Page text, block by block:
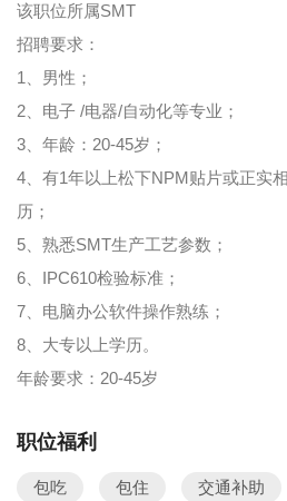
该职位所属SMT
招聘要求：
1、男性；
2、电子 /电器/自动化等专业；
3、年龄：20-45岁；
4、有1年以上松下NPM贴片或正实
历；
5、熟悉SMT生产工艺参数；
6、IPC610检验标准；
7、电脑办公软件操作熟练；
8、大专以上学历。
年龄要求：20-45岁
职位福利
包吃 包住 交通补助